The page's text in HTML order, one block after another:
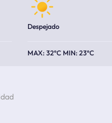
Despejado
32ºC 23ºC